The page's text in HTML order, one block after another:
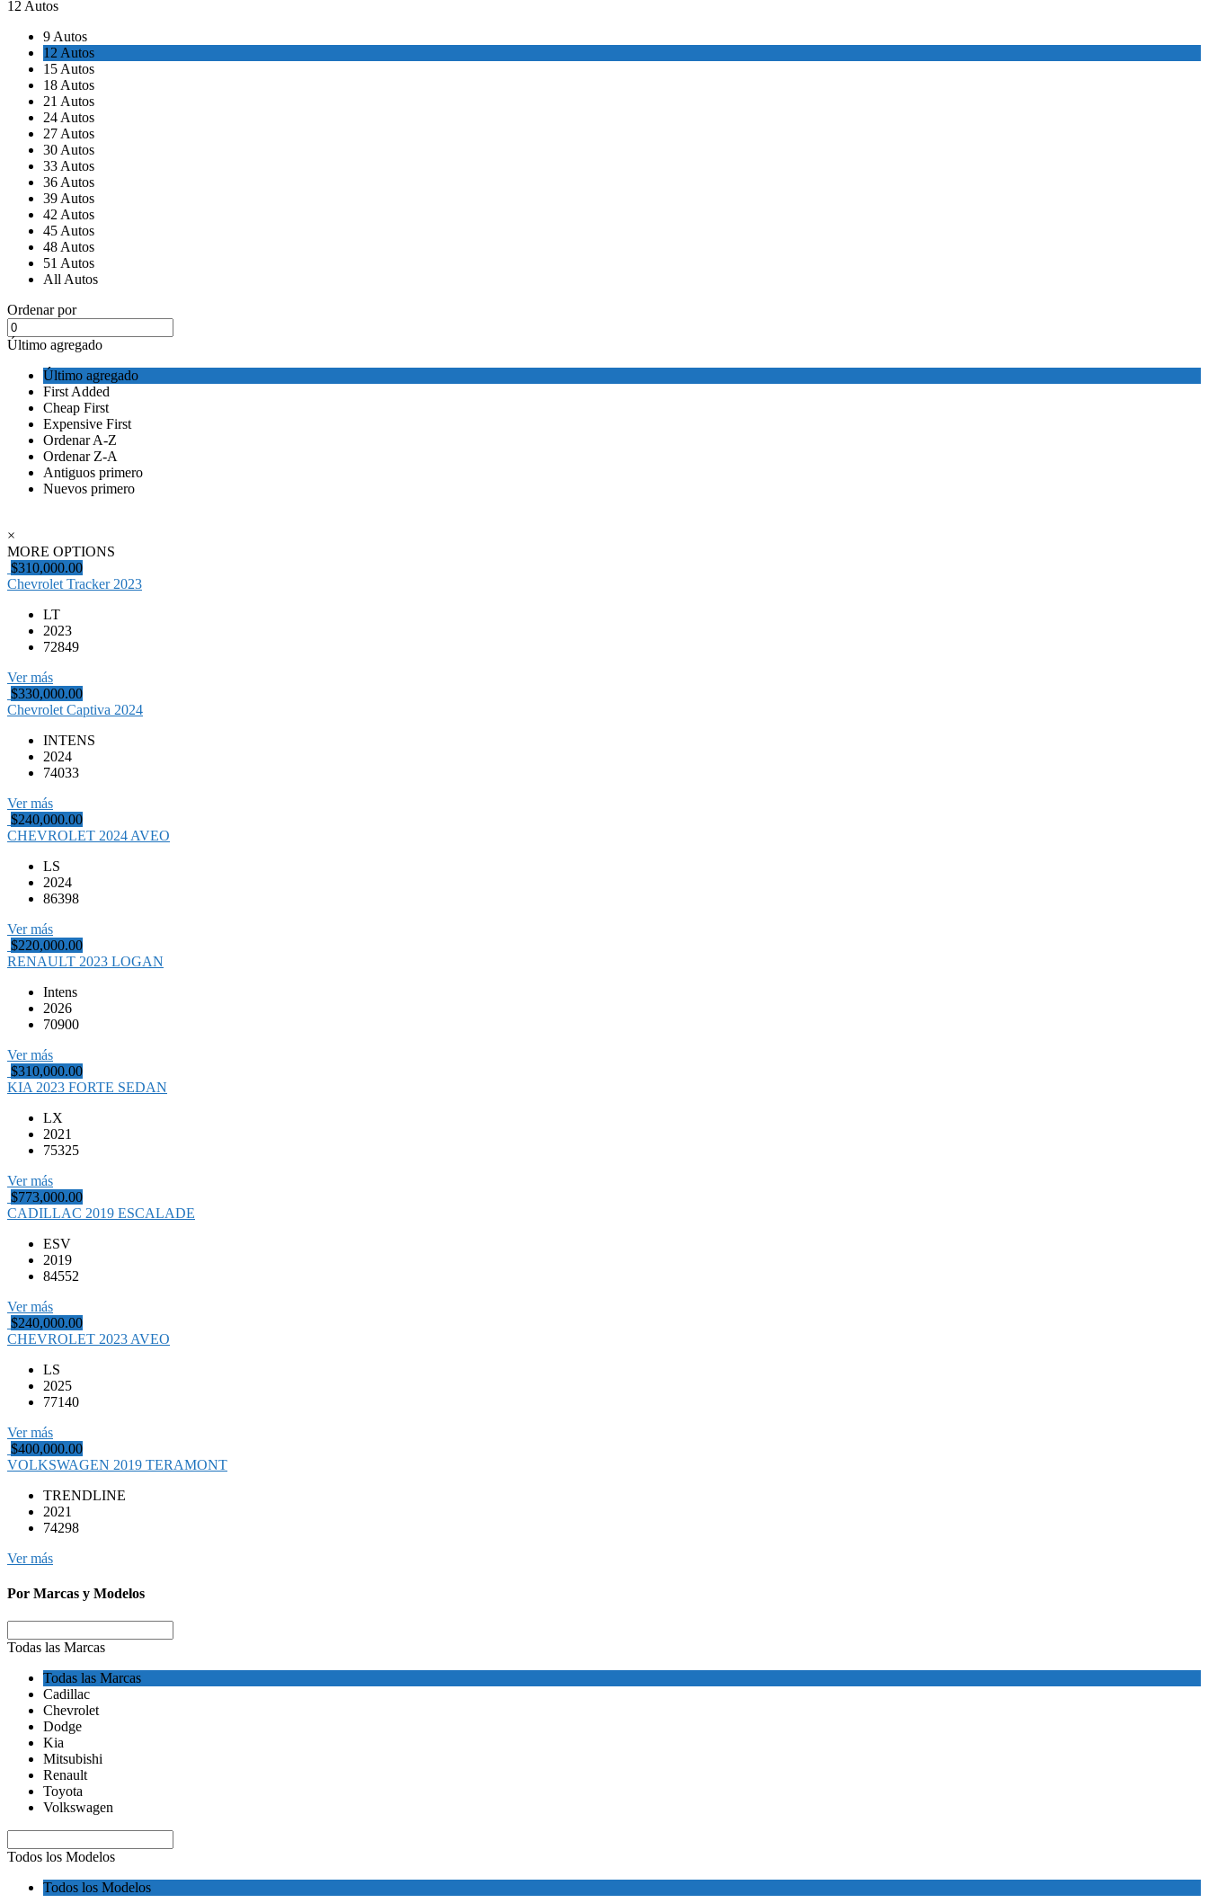
12 Autos
9 Autos
12 Autos
15 Autos
18 Autos
21 Autos
24 Autos
27 Autos
30 Autos
33 Autos
36 Autos
39 Autos
42 Autos
45 Autos
48 Autos
51 Autos
All Autos
Ordenar por
Último agregado
Último agregado
First Added
Cheap First
Expensive First
Ordenar A-Z
Ordenar Z-A
Antiguos primero
Nuevos primero
×
MORE OPTIONS
$310,000.00
Chevrolet Tracker 2023
LT
2023
72849
Ver más
$330,000.00
Chevrolet Captiva 2024
INTENS
2024
74033
Ver más
$240,000.00
CHEVROLET 2024 AVEO
LS
2024
86398
Ver más
$220,000.00
RENAULT 2023 LOGAN
Intens
2026
70900
Ver más
$310,000.00
KIA 2023 FORTE SEDAN
LX
2021
75325
Ver más
$773,000.00
CADILLAC 2019 ESCALADE
ESV
2019
84552
Ver más
$240,000.00
CHEVROLET 2023 AVEO
LS
2025
77140
Ver más
$400,000.00
VOLKSWAGEN 2019 TERAMONT
TRENDLINE
2021
74298
Ver más
Por Marcas y Modelos
Todas las Marcas
Todas las Marcas
Cadillac
Chevrolet
Dodge
Kia
Mitsubishi
Renault
Toyota
Volkswagen
Todos los Modelos
Todos los Modelos